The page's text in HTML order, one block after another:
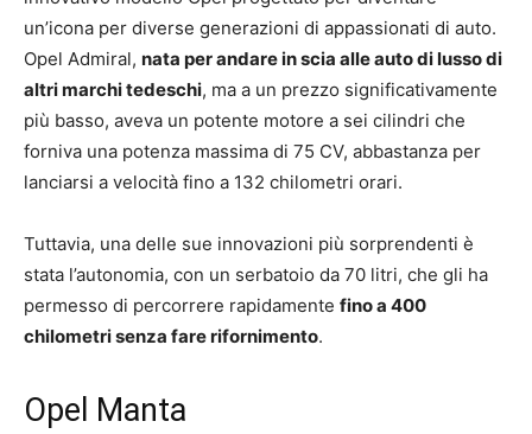
un’icona per diverse generazioni di appassionati di auto.
Opel Admiral, nata per andare in scia alle auto di lusso di
altri marchi tedeschi, ma a un prezzo significativamente
più basso, aveva un potente motore a sei cilindri che
forniva una potenza massima di 75 CV, abbastanza per
lanciarsi a velocità fino a 132 chilometri orari.
Tuttavia, una delle sue innovazioni più sorprendenti è
stata l’autonomia, con un serbatoio da 70 litri, che gli ha
permesso di percorrere rapidamente fino a 400
chilometri senza fare rifornimento.
Opel Manta